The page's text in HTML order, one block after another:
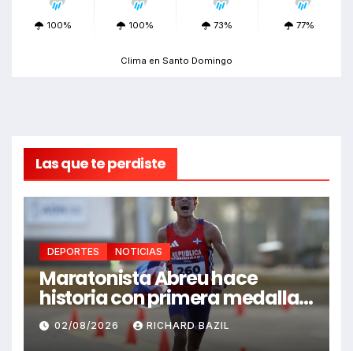
100% 100% 73% 77%
Clima en Santo Domingo
Las que te perdiste
DEPORTES NOTICIAS
Maratonista Abreu hace
historia con primera medalla
en Juegos Santo Domingo
2026
02/08/2026 RICHARD BAZIL